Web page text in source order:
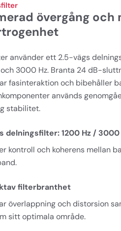
övergång och
använder ett 2.5-vägs
och 3000 Hz. Branta 24 dB-
fasinteraktion och bibehåller
används
stabilitet.
delningsfilter: 1200 Hz / 3000
kontroll och koherens mellan
filterbranthet
överlappning och distorsion
sitt optimala område.